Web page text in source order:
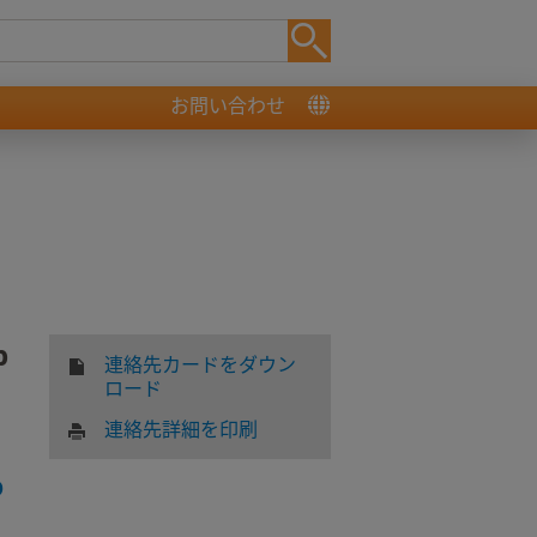
お問い合わせ
連絡先カードをダウン
ロード
連絡先詳細を印刷